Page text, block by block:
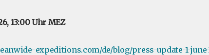
13:00 Uhr MEZ
expeditions.com/de/blog/press-update-1-